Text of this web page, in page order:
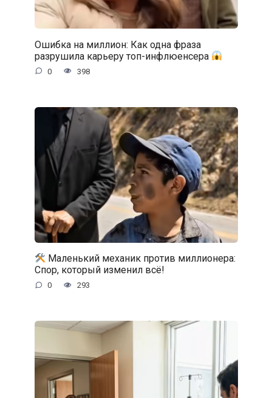
Ошибка на миллион: Как одна фраза
разрушила карьеру топ-инфлюенсера
0 398
Маленький механик против миллионера:
Спор, который изменил всё!
0 293